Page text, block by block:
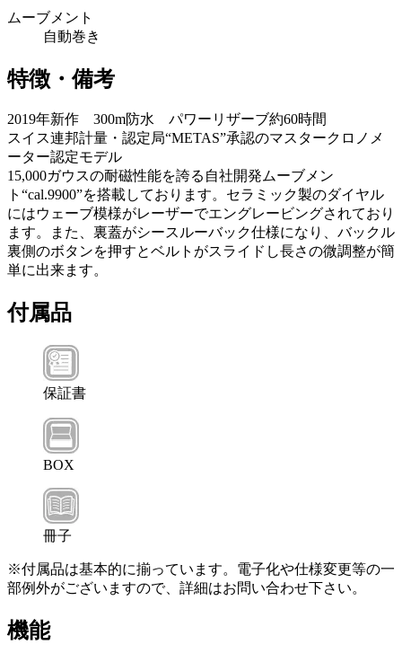
ムーブメント
自動巻き
特徴・備考
2019年新作 300m防水 パワーリザーブ約60時間
スイス連邦計量・認定局“METAS”承認のマスタークロノメ
ーター認定モデル
15,000ガウスの耐磁性能を誇る自社開発ムーブメン
ト“cal.9900”を搭載しております。セラミック製のダイヤル
にはウェーブ模様がレーザーでエングレービングされており
ます。また、裏蓋がシースルーバック仕様になり、バックル
裏側のボタンを押すとベルトがスライドし長さの微調整が簡
単に出来ます。
付属品
保証書
BOX
冊子
※付属品は基本的に揃っています。電子化や仕様変更等の一
部例外がございますので、詳細はお問い合わせ下さい。
機能